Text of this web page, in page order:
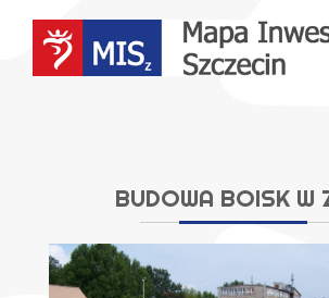
treści
BUDOWA BOISK W